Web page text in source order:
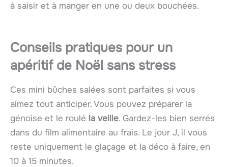
à saisir et à manger en une ou deux bouchées.
Conseils pratiques pour un
apéritif de Noël sans stress
Ces mini bûches salées sont parfaites si vous
aimez tout anticiper. Vous pouvez préparer la
génoise et le roulé la veille. Gardez-les bien serrés
dans du film alimentaire au frais. Le jour J, il vous
reste uniquement le glaçage et la déco à faire, en
10 à 15 minutes.